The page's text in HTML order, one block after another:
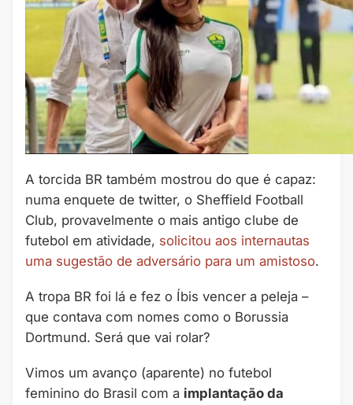
A torcida BR também mostrou do que é capaz:
numa enquete de twitter, o Sheffield Football
Club, provavelmente o mais antigo clube de
futebol em atividade, solicitou aos internautas
uma sugestão de adversário para um amistoso.
A tropa BR foi lá e fez o Íbis vencer a peleja –
que contava com nomes como o Borussia
Dortmund. Será que vai rolar?
Vimos um avanço (aparente) no futebol
feminino do Brasil com a implantação da